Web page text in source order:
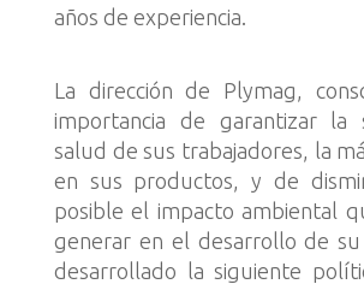
años de experiencia.
La dirección de Plymag,
importancia de garantizar la
salud de sus trabajadores, la
en sus productos, y de
posible el impacto ambiental
generar en el desarrollo de su
desarrollado la siguiente